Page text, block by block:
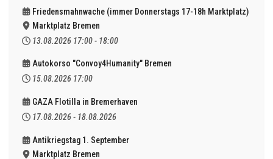
Friedensmahnwache (immer Donnerstags 17-18h Marktplatz)
Marktplatz Bremen
13.08.2026 17:00 - 18:00
Autokorso "Convoy4Humanity" Bremen
15.08.2026 17:00
GAZA Flotilla in Bremerhaven
17.08.2026 - 18.08.2026
Antikriegstag 1. September
Marktplatz Bremen